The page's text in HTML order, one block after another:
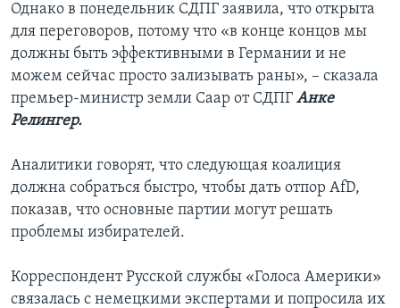
Однако в понедельник СДПГ заявила, что открыта
для переговоров, потому что «в конце концов мы
должны быть эффективными в Германии и не
можем сейчас просто зализывать раны», – сказала
премьер-министр земли Саар от СДПГ Анке
Релингер.
Аналитики говорят, что следующая коалиция
должна собраться быстро, чтобы дать отпор AfD,
показав, что основные партии могут решать
проблемы избирателей.
Корреспондент Русской службы «Голоса Америки»
связалась с немецкими экспертами и попросила их